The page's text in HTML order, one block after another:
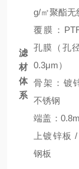
滤
材
体
系
g/㎡聚酯无
覆膜：
孔膜（孔
0.3μm）
骨架：镀
不锈钢
端盖：
上镀锌板
钢板